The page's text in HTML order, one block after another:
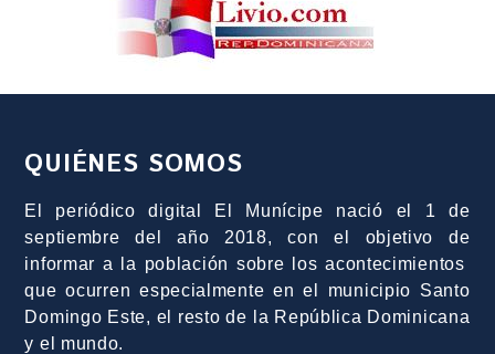
QUIÉNES SOMOS
El periódico digital El Munícipe nació el 1 de
septiembre del año 2018, con el objetivo de
informar a la población sobre los acontecimientos
que ocurren especialmente en el municipio Santo
Domingo Este, el resto de la República Dominicana
y el mundo.